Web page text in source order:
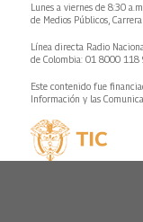
Lunes a viernes de 8:30
de Medios Públicos,
Línea directa Radio
de Colombia: 01 8000 118
Este contenido fue
Información y las